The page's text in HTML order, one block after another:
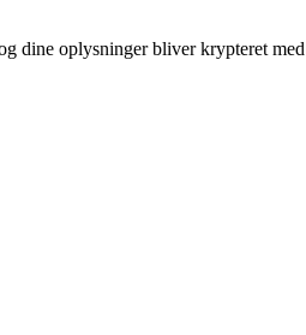
dine oplysninger bliver krypteret